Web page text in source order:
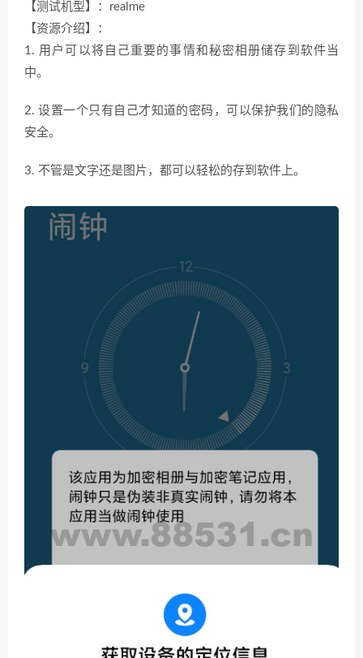
【测试机型】：realme
【资源介绍】：
1. 用户可以将自己重要的事情和秘密相册储存到软件当
中。
2. 设置一个只有自己才知道的密码，可以保护我们的隐私
安全。
3. 不管是文字还是图片，都可以轻松的存到软件上。